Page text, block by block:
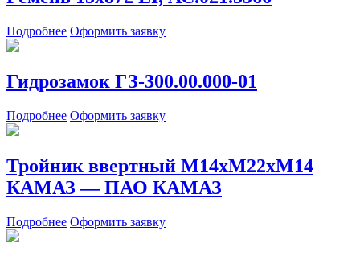
Подробнее Оформить заявку
Гидрозамок ГЗ-300.00.000-01
Подробнее Оформить заявку
Тройник ввертный М14хМ22хМ14
КАМАЗ — ПАО КАМАЗ
Подробнее Оформить заявку